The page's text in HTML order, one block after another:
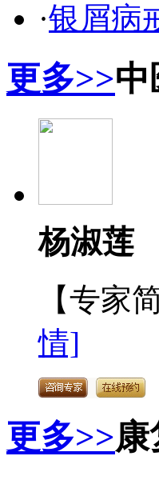
·银屑病
更多>>中
杨淑莲
【专家
情]
更多>>康